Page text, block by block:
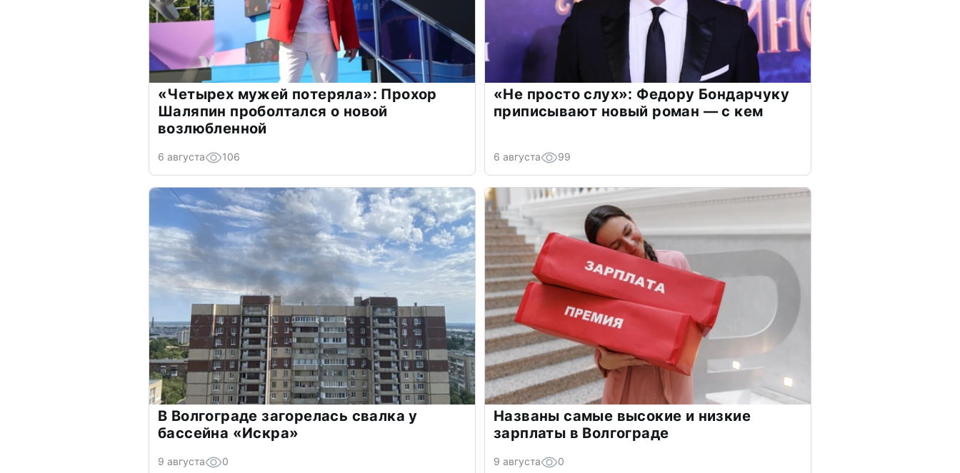
«Четырех мужей потеряла»: Прохор
Шаляпин проболтался о новой
возлюбленной
6 августа 106
«Не просто слух»: Федору Бондарчуку
приписывают новый роман — с кем
6 августа 99
В Волгограде загорелась свалка у
бассейна «Искра»
9 августа 0
Названы самые высокие и низкие
зарплаты в Волгограде
9 августа 0